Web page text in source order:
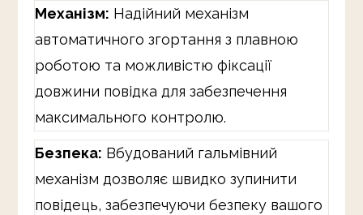
Механізм: Надійний механізм
автоматичного згортання з плавною
роботою та можливістю фіксації
довжини повідка для забезпечення
максимального контролю.
Безпека: Вбудований гальмівний
механізм дозволяє швидко зупинити
повідець, забезпечуючи безпеку вашого